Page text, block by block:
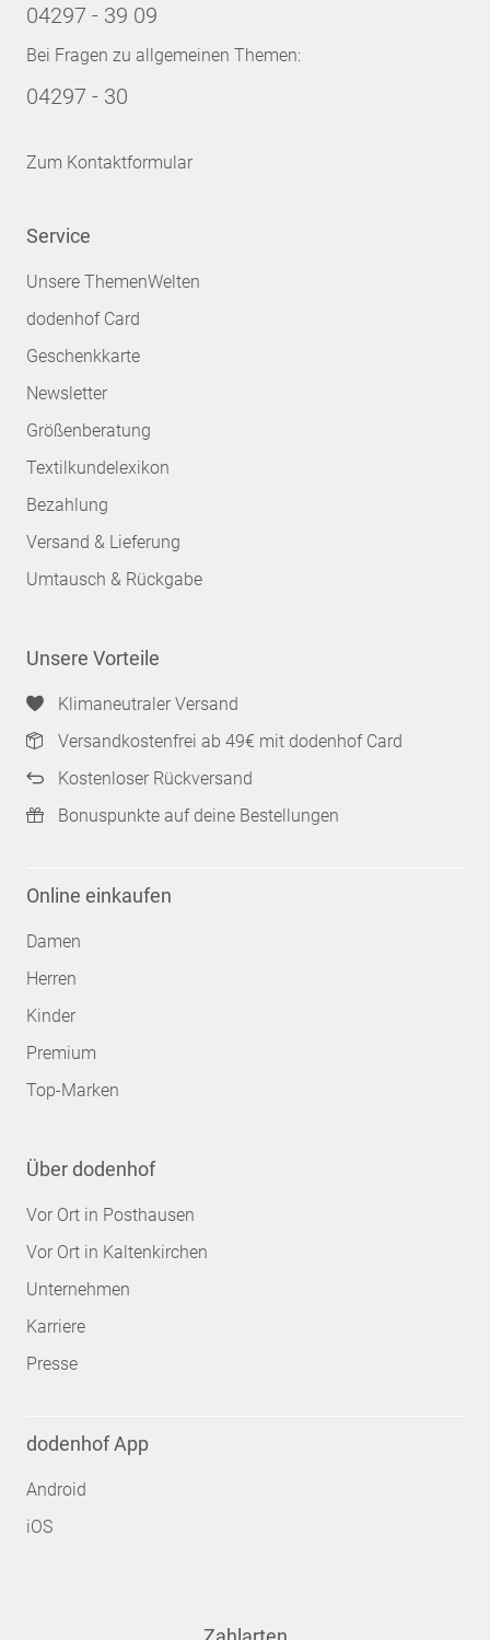
04297 - 39 09
Bei Fragen zu allgemeinen Themen:
04297 - 30
Zum Kontaktformular
Service
Unsere ThemenWelten
dodenhof Card
Geschenkkarte
Newsletter
Größenberatung
Textilkundelexikon
Bezahlung
Versand & Lieferung
Umtausch & Rückgabe
Unsere Vorteile
Klimaneutraler Versand
Versandkostenfrei ab 49€ mit dodenhof Card
Kostenloser Rückversand
Bonuspunkte auf deine Bestellungen
Online einkaufen
Damen
Herren
Kinder
Premium
Top-Marken
Über dodenhof
Vor Ort in Posthausen
Vor Ort in Kaltenkirchen
Unternehmen
Karriere
Presse
dodenhof App
Android
iOS